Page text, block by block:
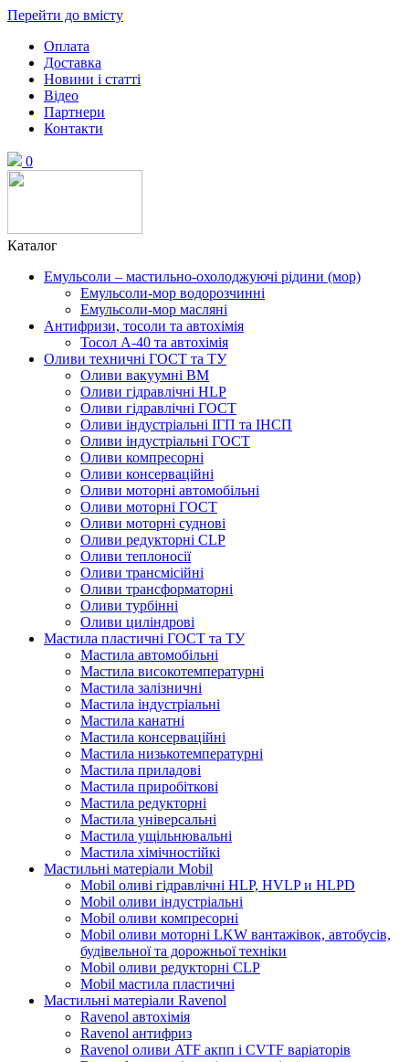
Перейти до вмісту
Оплата
Доставка
Новини і статті
Відео
Партнери
Контакти
0
Каталог
Емульсоли – мастильно-охолоджуючі рідини (мор)
Емульсоли-мор водорозчинні
Емульсоли-мор масляні
Антифризи, тосоли та автохімія
Тосол А-40 та автохімія
Оливи техничні ГОСТ та ТУ
Оливи вакуумні ВМ
Оливи гідравлічні HLP
Оливи гідравлічні ГОСТ
Оливи індустріальні ІГП та ІНСП
Оливи індустріальні ГОСТ
Оливи компресорні
Оливи консерваційні
Оливи моторні автомобільні
Оливи моторні ГОСТ
Оливи моторні суднові
Оливи редукторні CLP
Оливи теплоносії
Оливи трансмісійні
Оливи трансформаторні
Оливи турбінні
Оливи циліндрові
Мастила пластичні ГОСТ та ТУ
Мастила автомобільні
Мастила високотемпературні
Мастила залізничні
Мастила індустріальні
Мастила канатні
Мастила консерваційні
Мастила низькотемпературні
Мастила приладові
Мастила приробіткові
Мастила редукторні
Мастила універсальні
Мастила ущільнювальні
Мастила хімічностійкі
Мастильні матеріали Mobil
Mobil оливі гідравлічні HLP, HVLP и HLPD
Mobil оливи індустріальні
Mobil оливи компресорні
Mobil оливи моторні LKW вантажівок, автобусів,
будівельної та дорожньої техніки
Mobil оливи редукторні CLP
Mobil мастила пластичні
Мастильні матеріали Ravenol
Ravenol автохімія
Ravenol антифриз
Ravenol оливи ATF акпп і CVTF варіаторів